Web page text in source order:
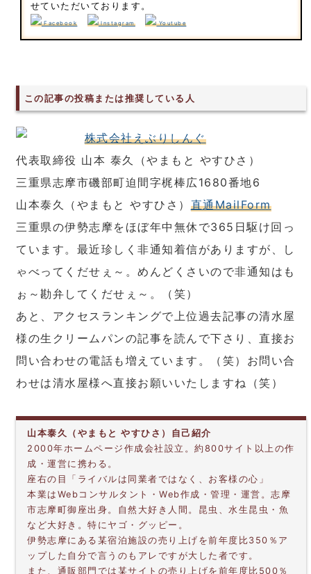
せていただいております。
Facebook Instagram Youtube
この記事の投稿または推奨している人
株式会社えぶりしんぐ
代表取締役 山本 泰久（やまもと やすひさ）
三重県志摩市磯部町迫間字梶棒広1680番地6
山本泰久（やまもと やすひさ） 直通MailForm
三重県の伊勢志摩をほぼ年中無休で365日駆け回っ
ています。最近珍しく非通知着信がありますが、し
ゃべってくだせぇ～。めんどくさいので非通知はも
ぉ～勘弁してくだせぇ～。（笑）
あと、アクセスランキングで上位過去記事の清水屋
様の生クリームパンの記事を読んで下さり、直接お
問い合わせの電話も増えています。（笑）お問い合
わせは清水屋様へ直接お願いいたしますね（笑）
山本泰久（やまもと やすひさ）自己紹介
2000年ホームページ作成会社設立。約800サイト以上の作
成・運営に携わる。
座右の目「ライバルは同業者ではなく、お客様の心」
本業はWebコンサルタント・Web作成・管理・運営。志摩
市志摩町御座出身。自然大好き人間。昆虫、水生昆虫・魚
など大好き。特にヤゴ・グッピー。
伊勢志摩にある某宿泊施設の売り上げを前年度比350％ア
ップした自分で言うのもアレですが大した者です。
また、通販部門では某サイトの売り上げを前年度比500％